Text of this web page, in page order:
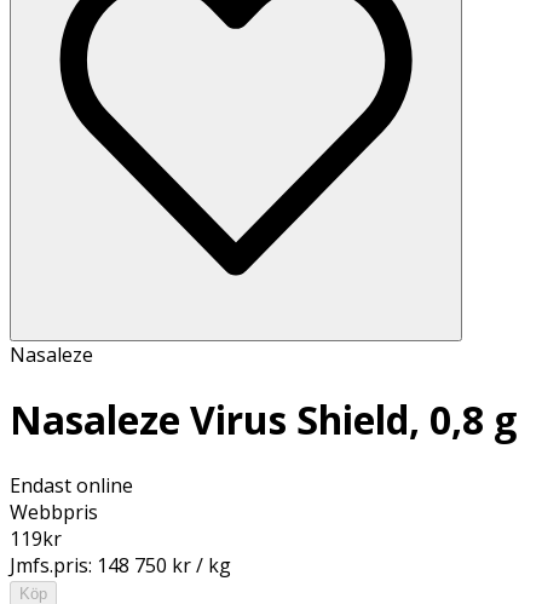
Nasaleze
Nasaleze Virus Shield, 0,8 g
Endast online
Webbpris
119kr
Jmfs.pris: 148 750 kr / kg
Köp